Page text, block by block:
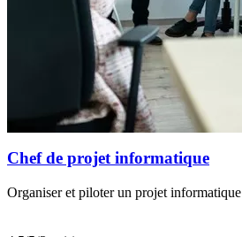
Chef de projet informatique
Organiser et piloter un projet informatique